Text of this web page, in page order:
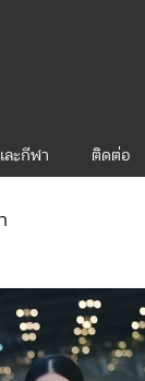
ละกีฬา ติดต่อ
เที่ยว-1